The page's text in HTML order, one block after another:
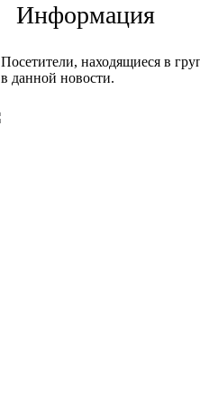
Информация
Посетители, находящиеся в
в данной новости.